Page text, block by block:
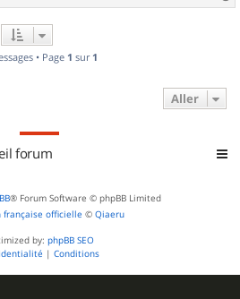
a
• Page 1 sur 1
Aller
forum
® Forum Software © phpBB Limited
française officielle © Qiaeru
by: phpBB SEO
| Conditions